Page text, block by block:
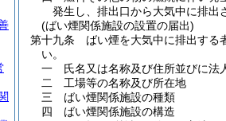
発生し、排出口から大気中に排出
(ばい煙関係施設の設置の届出)
第十九条
ばい煙を大気中に排出する
い。
一
氏名又は名称及び住所並びに法
二
工場等の名称及び所在地
三
ばい煙関係施設の種類
四
ばい煙関係施設の構造